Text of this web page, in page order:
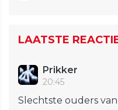
LAATSTE
Prikker
20:45
Slechtste ouders